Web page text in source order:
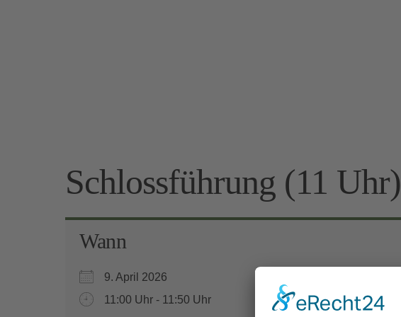
Schlossführung (11 Uhr)
Wann
9. April 2026
11:00 Uhr - 11:50 Uhr